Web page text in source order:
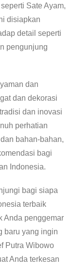
Sate Ayam,
disiapkan
detail seperti
pengunjung
dan
dan dekorasi
dan inovasi
perhatian
bahan-bahan,
bagi
Indonesia.
bagi siapa
terbaik
Anda penggemar
baru yang ingin
Putra Wibowo
Anda terkesan